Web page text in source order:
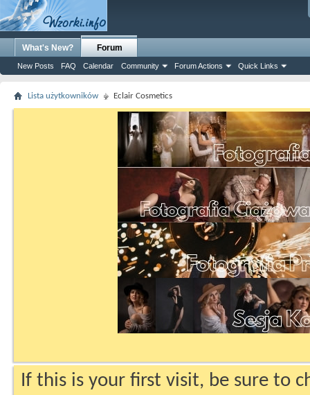
What's New? Forum
New Posts FAQ Calendar Community Forum Actions Quick Links
Lista użytkowników Eclair Cosmetics
If this is your first visit, be sure to